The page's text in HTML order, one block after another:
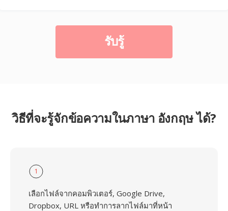
รับรู้
วิธีที่จะรู้จักข้อความในภาษา อังกฤษ ได้?
1
เลือกไฟล์จากคอมพิวเตอร์, Google Drive,
Dropbox, URL หรือทำการลากไฟล์มาที่หน้า